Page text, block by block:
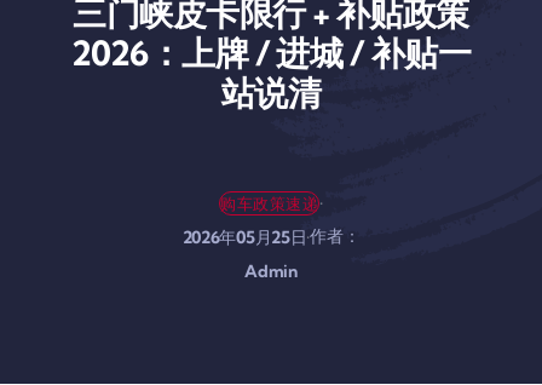
三门峡皮卡限行 + 补贴政策
2026：上牌 / 进城 / 补贴一
站说清
购车政策速递·
2026年05月25日·作者：
Admin